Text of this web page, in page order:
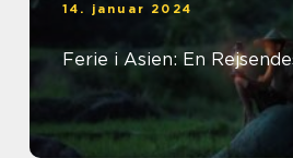
14. januar 2024
Ferie i Asien: En